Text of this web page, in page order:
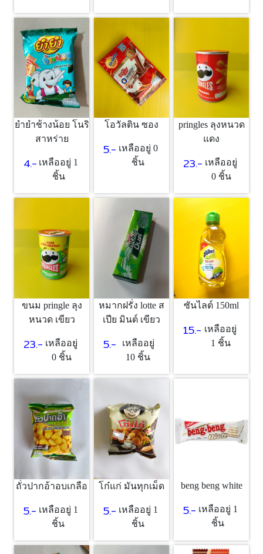
ยำยำช้างน้อย โนริ
สาหร่าย
4.- เหลืออยู่ 1
ชิ้น
โอวัลติน ซอง
5.- เหลืออยู่ 0
ชิ้น
pringles ลุงหนวด
แดง
23.- เหลืออยู่
0 ชิ้น
ขนม pringle ลุง
หนวด เขียว
23.- เหลืออยู่
0 ชิ้น
หมากฝรั่ง lotte ส
เปีย มินต์ เขียว
5.-
เหลืออยู่
10 ชิ้น
ซันไลต์ 150ml
15.- เหลืออยู่
1 ชิ้น
ถั่วปากอ้าอบเกลือ
5.- เหลืออยู่ 1
ชิ้น
โก๋แก่ มันทุกเม็ด
5.- เหลืออยู่ 1
ชิ้น
beng beng white
5.- เหลืออยู่ 1
ชิ้น